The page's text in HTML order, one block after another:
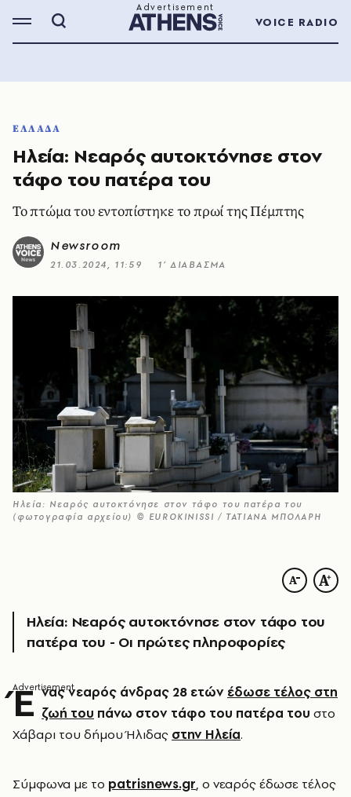
VOICE RADIO
ΕΛΛΑΔΑ
Ηλεία: Νεαρός αυτοκτόνησε στον
τάφο του πατέρα του
Το πτώμα του εντοπίστηκε το πρωί της Πέμπτης
Newsroom
21.03.2024, 11:59 1’ ΔΙΑΒΑΣΜΑ
Ηλεία: Νεαρός αυτοκτόνησε στον τάφο του πατέρα του
(φωτογραφία αρχείου) © EUROKINISSI / ΤΑΤΙΑΝΑ ΜΠΟΛΑΡΗ
Ηλεία: Νεαρός αυτοκτόνησε στον τάφο του
πατέρα του - Οι πρώτες πληροφορίες
Έ νας νεαρός άνδρας 28 ετών έδωσε τέλος στη
ζωή του πάνω στον τάφο του πατέρα του στο
Χάβαρι του δήμου Ήλιδας στην Ηλεία.
Σύμφωνα με το patrisnews.gr, ο νεαρός έδωσε τέλος